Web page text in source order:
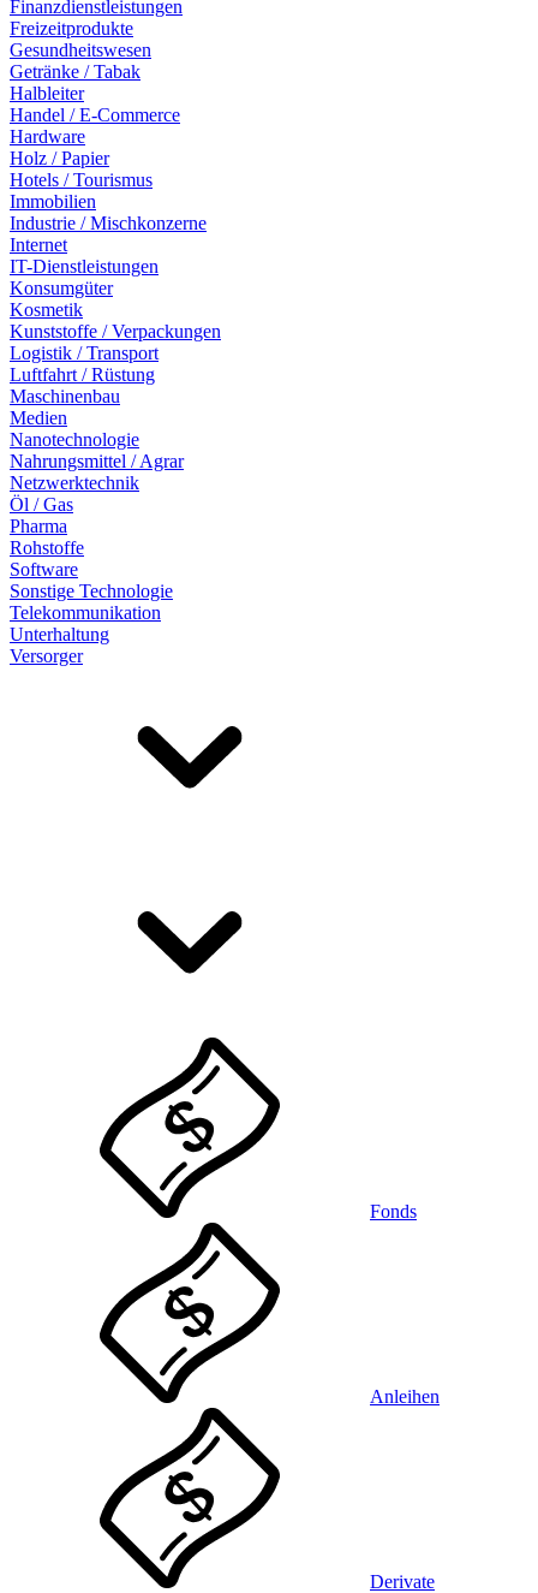
Finanzdienstleistungen
Freizeitprodukte
Gesundheitswesen
Getränke / Tabak
Halbleiter
Handel / E-Commerce
Hardware
Holz / Papier
Hotels / Tourismus
Immobilien
Industrie / Mischkonzerne
Internet
IT-Dienstleistungen
Konsumgüter
Kosmetik
Kunststoffe / Verpackungen
Logistik / Transport
Luftfahrt / Rüstung
Maschinenbau
Medien
Nanotechnologie
Nahrungsmittel / Agrar
Netzwerktechnik
Öl / Gas
Pharma
Rohstoffe
Software
Sonstige Technologie
Telekommunikation
Unterhaltung
Versorger
Fonds
Anleihen
Derivate